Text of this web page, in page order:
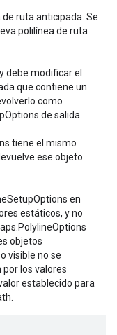
ruta anticipada. Se
polilínea de ruta
debe modificar el
que contiene un
como
de salida.
tiene el mismo
ese objeto
en
estáticos, y no
objetos
visible no se
los valores
establecido para